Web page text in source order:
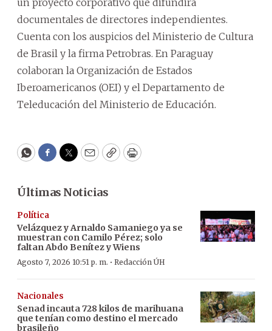
un proyecto corporativo que difundirá
documentales de directores independientes.
Cuenta con los auspicios del Ministerio de Cultura
de Brasil y la firma Petrobras. En Paraguay
colaboran la Organización de Estados
Iberoamericanos (OEI) y el Departamento de
Teleducación del Ministerio de Educación.
WhatsApp
Facebook
Twitter
EmailCopyPrint
Últimas Noticias
Política
Velázquez y Arnaldo Samaniego ya se
muestran con Camilo Pérez; solo
faltan Abdo Benítez y Wiens
Agosto 7, 2026 10:51 p. m. · Redacción ÚH
Nacionales
Senad incauta 728 kilos de marihuana
que tenían como destino el mercado
brasileño